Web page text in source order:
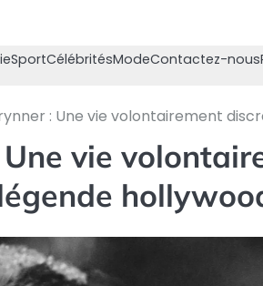
SportCélébritésModeContactez-nous
: Une vie volontairement
vie
légende